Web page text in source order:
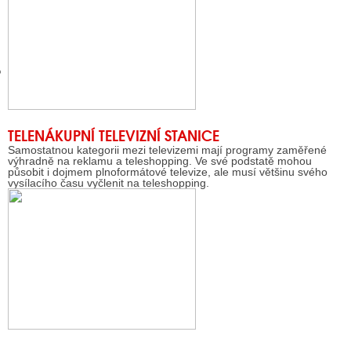
TELENÁKUPNÍ TELEVIZNÍ STANICE
Samostatnou kategorii mezi televizemi mají programy zaměřené
výhradně na reklamu a teleshopping. Ve své podstatě mohou
působit i dojmem plnoformátové televize, ale musí většinu svého
vysílacího času vyčlenit na teleshopping.